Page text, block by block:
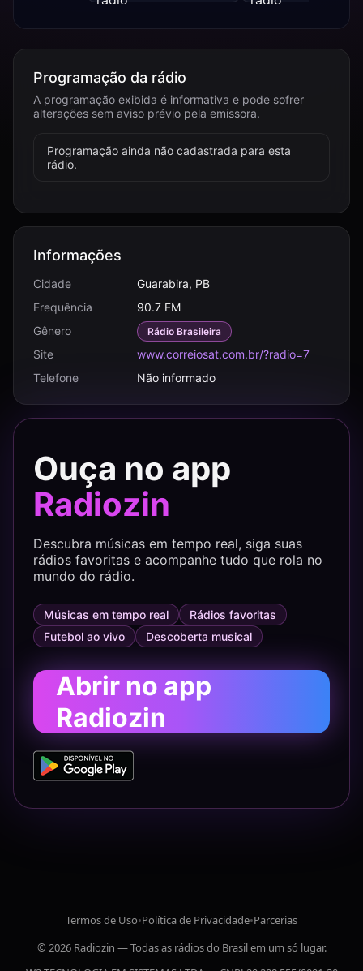
Programação da rádio
A programação exibida é informativa e pode sofrer
alterações sem aviso prévio pela emissora.
Programação ainda não cadastrada para esta
rádio.
Informações
Cidade
Guarabira, PB
Frequência
90.7 FM
Gênero
Rádio Brasileira
Site
www.correiosat.com.br/?radio=7
Telefone
Não informado
Ouça no app
Radiozin
Descubra músicas em tempo real, siga suas
rádios favoritas e acompanhe tudo que rola no
mundo do rádio.
Músicas em tempo real
Rádios favoritas
Futebol ao vivo
Descoberta musical
Abrir no app
Radiozin
Termos de Uso•Política de Privacidade•Parcerias
© 2026 Radiozin — Todas as rádios do Brasil em um só lugar.